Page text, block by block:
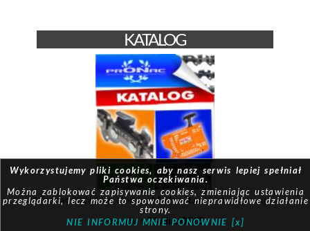
KATALOG
© Pronac 2026 | Created by:Modus-it.pl| System pracuje w
oparciu oModus QBIZ
Wykorzystujemy pliki cookies, aby nasz serwis lepiej spełniał
Państwa oczekiwania.
Można zablokować zapisywanie cookies, zmieniając ustawienia
przeglądarki, lecz może to spowodować nieprawidłowe działanie
strony.
NIE INFORMUJ MNIE PONOWNIE [x]